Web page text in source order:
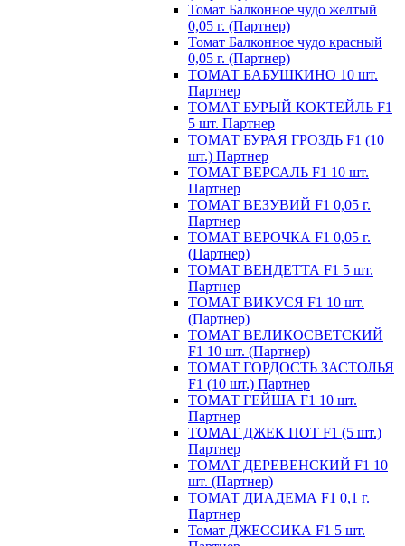
Томат Балконное чудо желтый
0,05 г. (Партнер)
Томат Балконное чудо красный
0,05 г. (Партнер)
ТОМАТ БАБУШКИНО 10 шт.
Партнер
ТОМАТ БУРЫЙ КОКТЕЙЛЬ F1
5 шт. Партнер
ТОМАТ БУРАЯ ГРОЗДЬ F1 (10
шт.) Партнер
ТОМАТ ВЕРСАЛЬ F1 10 шт.
Партнер
ТОМАТ ВЕЗУВИЙ F1 0,05 г.
Партнер
ТОМАТ ВЕРОЧКА F1 0,05 г.
(Партнер)
ТОМАТ ВЕНДЕТТА F1 5 шт.
Партнер
ТОМАТ ВИКУСЯ F1 10 шт.
(Партнер)
ТОМАТ ВЕЛИКОСВЕТСКИЙ
F1 10 шт. (Партнер)
ТОМАТ ГОРДОСТЬ ЗАСТОЛЬЯ
F1 (10 шт.) Партнер
ТОМАТ ГЕЙША F1 10 шт.
Партнер
ТОМАТ ДЖЕК ПОТ F1 (5 шт.)
Партнер
ТОМАТ ДЕРЕВЕНСКИЙ F1 10
шт. (Партнер)
ТОМАТ ДИАДЕМА F1 0,1 г.
Партнер
Томат ДЖЕССИКА F1 5 шт.